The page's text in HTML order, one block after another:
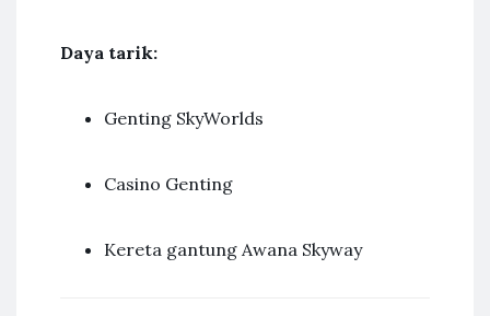
Daya tarik:
Genting SkyWorlds
Casino Genting
Kereta gantung Awana Skyway